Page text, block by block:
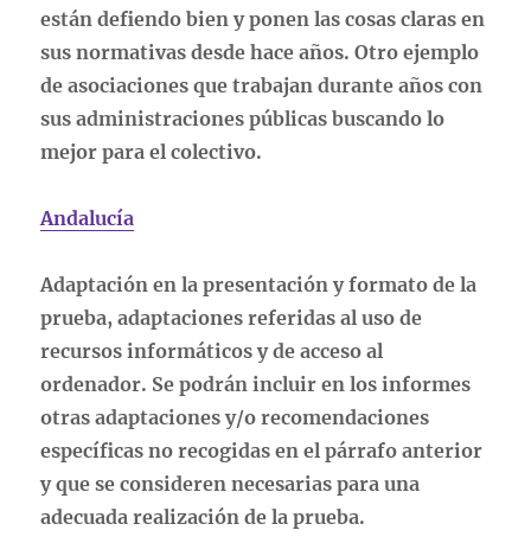
están defiendo bien y ponen las cosas claras en
sus normativas desde hace años. Otro ejemplo
de asociaciones que trabajan durante años con
sus administraciones públicas buscando lo
mejor para el colectivo.
Andalucía
Adaptación en la presentación y formato de la
prueba, adaptaciones referidas al uso de
recursos informáticos y de acceso al
ordenador. Se podrán incluir en los informes
otras adaptaciones y/o recomendaciones
específicas no recogidas en el párrafo anterior
y que se consideren necesarias para una
adecuada realización de la prueba.